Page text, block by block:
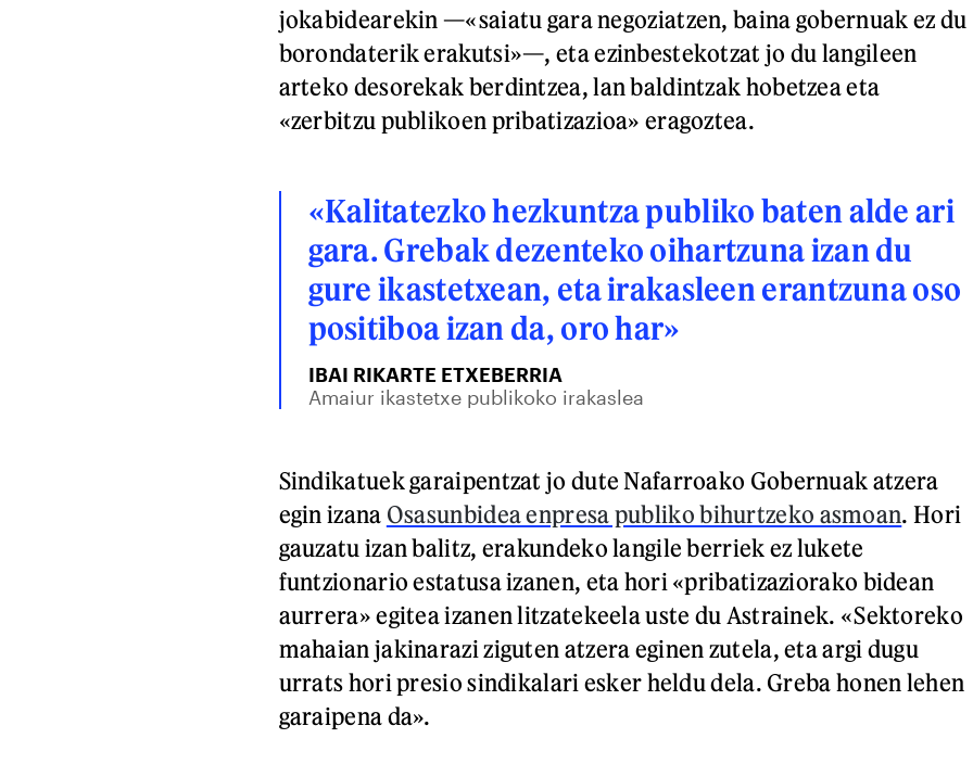
jokabidearekin —«saiatu gara negoziatzen, baina gobernuak ez du
borondaterik erakutsi»—, eta ezinbestekotzat jo du langileen
arteko desorekak berdintzea, lan baldintzak hobetzea eta
«zerbitzu publikoen pribatizazioa» eragoztea.
«Kalitatezko hezkuntza publiko baten alde ari
gara. Grebak dezenteko oihartzuna izan du
gure ikastetxean, eta irakasleen erantzuna oso
positiboa izan da, oro har»
IBAI RIKARTE ETXEBERRIA
Amaiur ikastetxe publikoko irakaslea
Sindikatuek garaipentzat jo dute Nafarroako Gobernuak atzera
egin izana Osasunbidea enpresa publiko bihurtzeko asmoan. Hori
gauzatu izan balitz, erakundeko langile berriek ez lukete
funtzionario estatusa izanen, eta hori «pribatizaziorako bidean
aurrera» egitea izanen litzatekeela uste du Astrainek. «Sektoreko
mahaian jakinarazi ziguten atzera eginen zutela, eta argi dugu
urrats hori presio sindikalari esker heldu dela. Greba honen lehen
garaipena da».